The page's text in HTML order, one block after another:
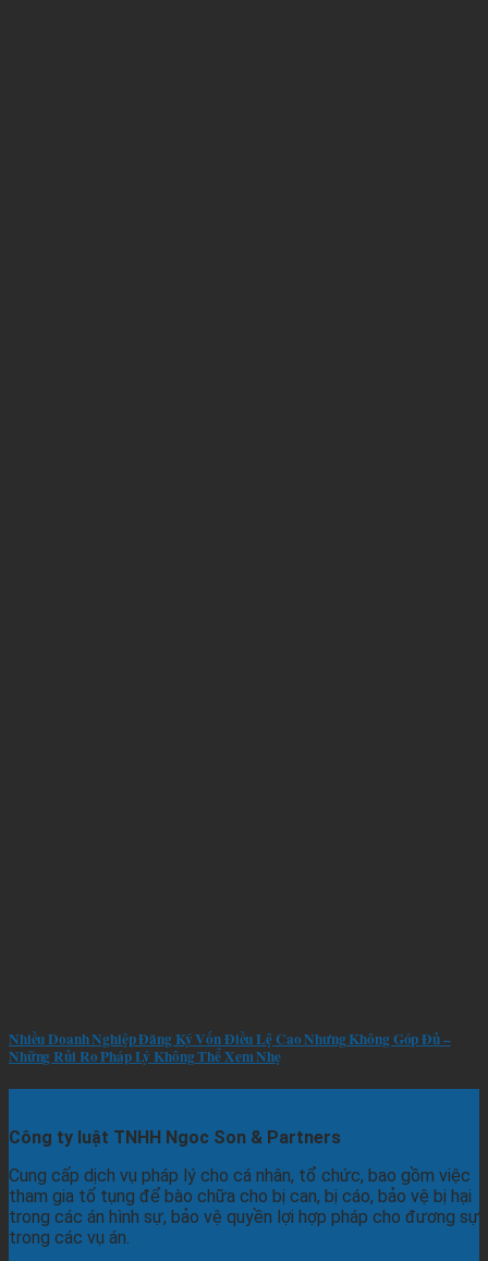
Nhiều Doanh Nghiệp Đăng Ký Vốn Điều Lệ Cao Nhưng Không Góp Đủ –
Những Rủi Ro Pháp Lý Không Thể Xem Nhẹ
Công ty luật TNHH Ngoc Son & Partners
Cung cấp dịch vụ pháp lý cho cá nhân, tổ chức, bao gồm việc
tham gia tố tụng để bào chữa cho bị can, bị cáo, bảo vệ bị hại
trong các án hình sự, bảo vệ quyền lợi hợp pháp cho đương sự
trong các vụ án.